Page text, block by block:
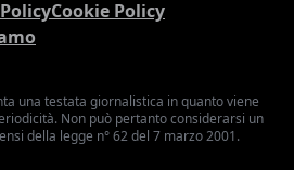
Cookie Policy
una testata giornalistica in quanto viene
Non può pertanto considerarsi un
della legge n° 62 del 7 marzo 2001.